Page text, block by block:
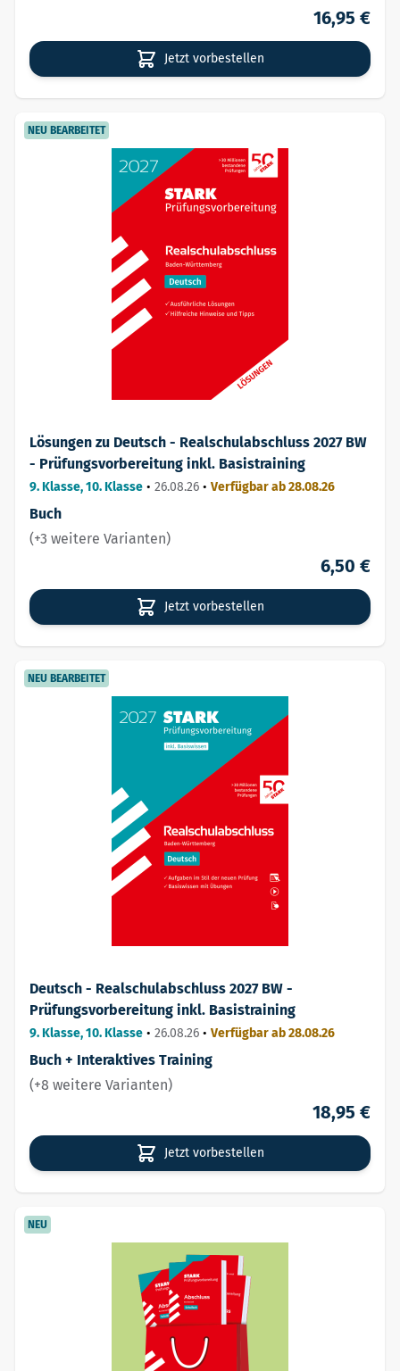
16,95 €
Jetzt vorbestellen
NEU BEARBEITET
Lösungen zu Deutsch - Realschulabschluss 2027 BW
- Prüfungsvorbereitung inkl. Basistraining
9. Klasse, 10. Klasse • 26.08.26 • Verfügbar ab 28.08.26
Buch
(+3 weitere Varianten)
6,50 €
Jetzt vorbestellen
NEU BEARBEITET
Deutsch - Realschulabschluss 2027 BW -
Prüfungsvorbereitung inkl. Basistraining
9. Klasse, 10. Klasse • 26.08.26 • Verfügbar ab 28.08.26
Buch + Interaktives Training
(+8 weitere Varianten)
18,95 €
Jetzt vorbestellen
NEU